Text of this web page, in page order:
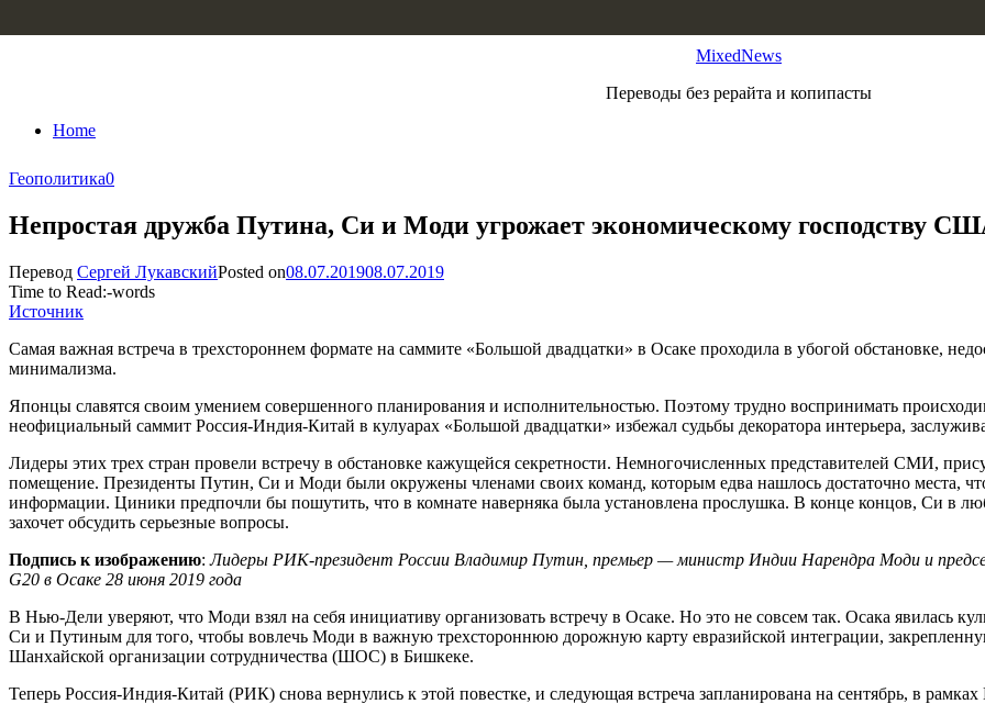
MixedNews
Переводы без рерайта и копипасты
Home
Геополитика0
Непростая дружба Путина, Си и Моди угрожает экономическому господству
Перевод Сергей ЛукавскийPosted on08.07.201908.07.2019
Time to Read:-words
Источник
Самая важная встреча в трехстороннем формате на саммите «Большой двадцатки» в Осаке проходила в убогой обстановке,
минимализма.
Японцы славятся своим умением совершенного планирования и исполнительностью. Поэтому трудно воспринимать
неофициальный саммит Россия-Индия-Китай в кулуарах «Большой двадцатки» избежал судьбы декоратора интерьера,
Лидеры этих трех стран провели встречу в обстановке кажущейся секретности. Немногочисленных представителей СМИ,
помещение. Президенты Путин, Си и Моди были окружены членами своих команд, которым едва нашлось достаточно места,
информации. Циники предпочли бы пошутить, что в комнате наверняка была установлена прослушка. В конце концов, Си в
захочет обсудить серьезные вопросы.
Подпись к изображению:Лидеры РИК-президент России Владимир Путин, премьер — министр Индии Нарендра Моди и
G20 в Осаке 28 июня 2019 года
В Нью-Дели уверяют, что Моди взял на себя инициативу организовать встречу в Осаке. Но это не совсем так. Осака явилась
Си и Путиным для того, чтобы вовлечь Моди в важную трехстороннюю дорожную карту евразийской интеграции,
Шанхайской организации сотрудничества (ШОС) в Бишкеке.
Теперь Россия-Индия-Китай (РИК) снова вернулись к этой повестке, и следующая встреча запланирована на сентябрь, в